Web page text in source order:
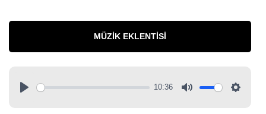
MÜZIK EKLENTISI
10:36